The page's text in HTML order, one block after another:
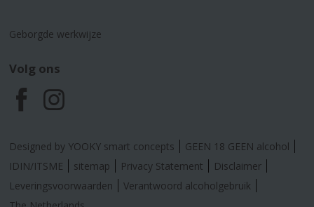
Geborgde werkwijze
Volg ons
F
a
c
I
n
s
Designed by YOOKY smart concepts
GEEN 18 GEEN alcohol
IDIN/ITSME
sitemap Privacy Statement
Disclaimer
Leveringsvoorwaarden
Verantwoord alcoholgebruik